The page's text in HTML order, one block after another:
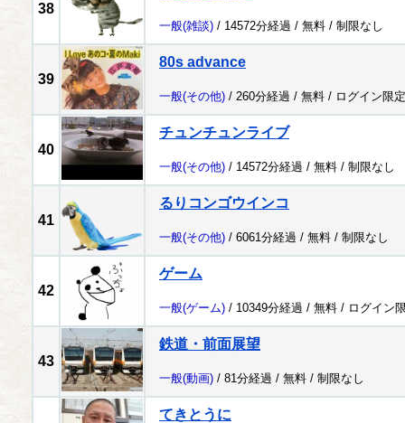
38
一般(雑談) / 14572分経過 / 無料 / 制限なし
39
80s advance
一般(その他) / 260分経過 / 無料 / ログイン限定
40
チュンチュンライブ
一般(その他) / 14572分経過 / 無料 / 制限なし
41
るりコンゴウインコ
一般(その他) / 6061分経過 / 無料 / 制限なし
42
ゲーム
一般(ゲーム) / 10349分経過 / 無料 / ログイン
43
鉄道・前面展望
一般(動画) / 81分経過 / 無料 / 制限なし
てきとうに